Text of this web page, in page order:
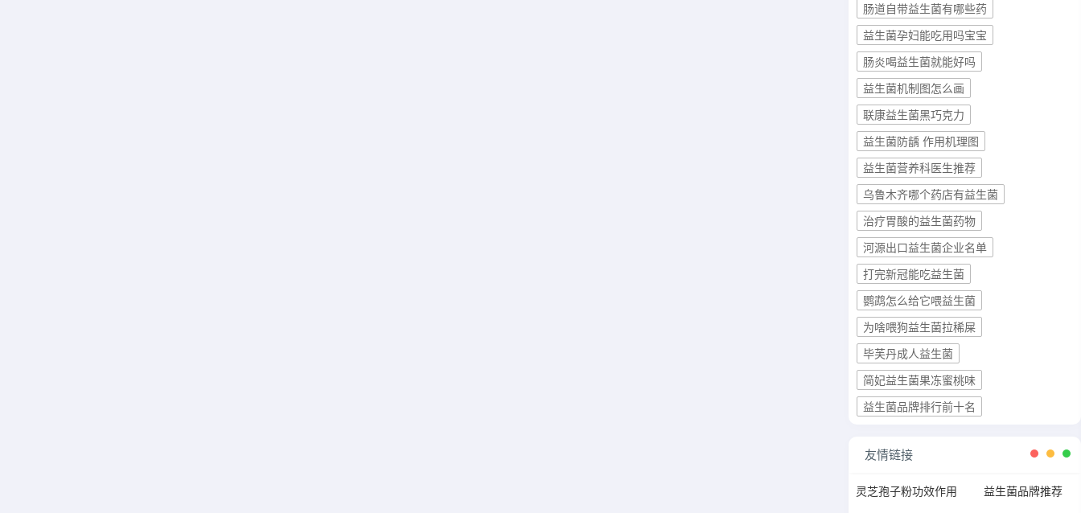
肠道自带益生菌有哪些药
益生菌孕妇能吃用吗宝宝
肠炎喝益生菌就能好吗
益生菌机制图怎么画
联康益生菌黑巧克力
益生菌防龋 作用机理图
益生菌营养科医生推荐
乌鲁木齐哪个药店有益生菌
治疗胃酸的益生菌药物
河源出口益生菌企业名单
打完新冠能吃益生菌
鹦鹉怎么给它喂益生菌
为啥喂狗益生菌拉稀屎
毕芙丹成人益生菌
简妃益生菌果冻蜜桃味
益生菌品牌排行前十名
友情链接
灵芝孢子粉功效作用 益生菌品牌推荐